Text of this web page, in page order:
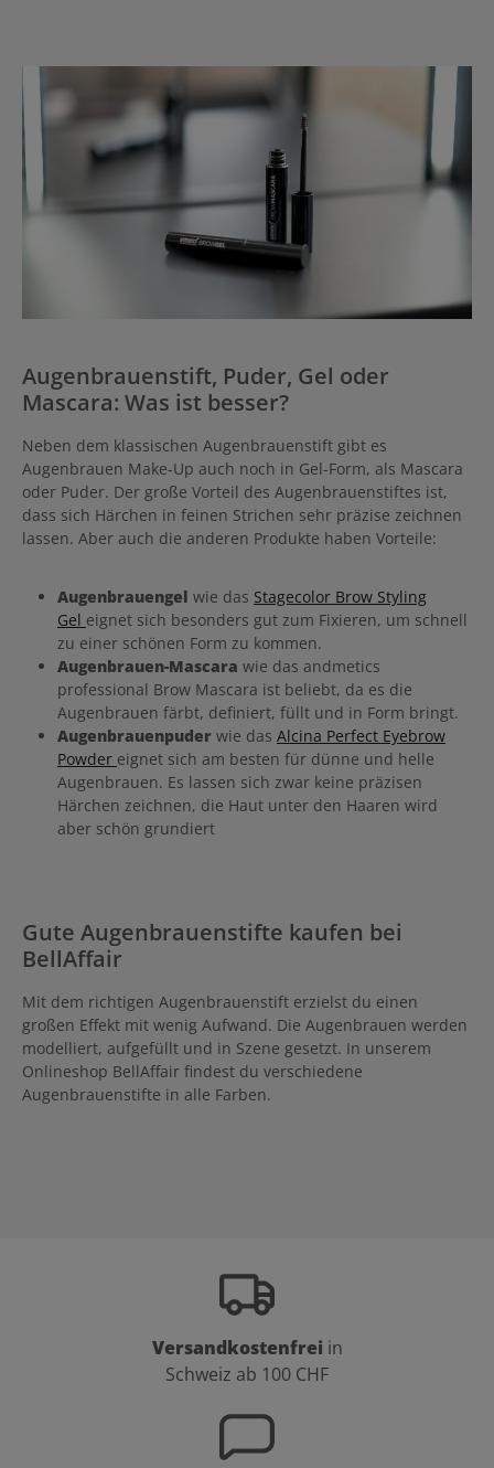
Augenbrauenstift, Puder, Gel oder
Mascara: Was ist besser?
Neben dem klassischen Augenbrauenstift gibt es
Augenbrauen Make-Up auch noch in Gel-Form, als Mascara
oder Puder. Der große Vorteil des Augenbrauenstiftes ist,
dass sich Härchen in feinen Strichen sehr präzise zeichnen
lassen. Aber auch die anderen Produkte haben Vorteile:
Augenbrauengel wie das Stagecolor Brow Styling
Gel eignet sich besonders gut zum Fixieren, um schnell
zu einer schönen Form zu kommen.
Augenbrauen-Mascara wie das andmetics
professional Brow Mascara ist beliebt, da es die
Augenbrauen färbt, definiert, füllt und in Form bringt.
Augenbrauenpuder wie das Alcina Perfect Eyebrow
Powder eignet sich am besten für dünne und helle
Augenbrauen. Es lassen sich zwar keine präzisen
Härchen zeichnen, die Haut unter den Haaren wird
aber schön grundiert
Gute Augenbrauenstifte kaufen bei
BellAffair
Mit dem richtigen Augenbrauenstift erzielst du einen
großen Effekt mit wenig Aufwand. Die Augenbrauen werden
modelliert, aufgefüllt und in Szene gesetzt. In unserem
Onlineshop BellAffair findest du verschiedene
Augenbrauenstifte in alle Farben.
Versandkostenfrei in
Schweiz ab 100 CHF